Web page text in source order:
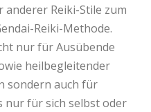
Reiki-Stile zum
Reiki-Methode.
nur für Ausübende
heilbegleitender
sondern auch für
nur für sich selbst oder